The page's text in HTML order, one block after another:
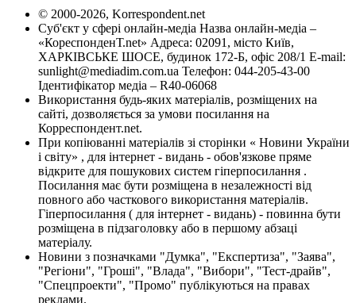
© 2000-2026, Korrespondent.net
Суб'єкт у сфері онлайн-медіа Назва онлайн-медіа –
«КореспонденТ.net» Адреса: 02091, місто Київ,
ХАРКІВСЬКЕ ШОСЕ, будинок 172-Б, офіс 208/1 E-mail:
sunlight@mediadim.com.ua Телефон: 044-205-43-00
Ідентифікатор медіа – R40-06068
Використання будь-яких матеріалів, розміщених на
сайті, дозволяється за умови посилання на
Корреспондент.net.
При копіюванні матеріалів зі сторінки « Новини України
і світу» , для інтернет - видань - обов'язкове пряме
відкрите для пошукових систем гіперпосилання .
Посилання має бути розміщена в незалежності від
повного або часткового використання матеріалів.
Гіперпосилання ( для інтернет - видань) - повинна бути
розміщена в підзаголовку або в першому абзаці
матеріалу.
Новини з позначками "Думка", "Експертиза", "Заява",
"Регіони", "Гроші", "Влада", "Вибори", "Тест-драйв",
"Спецпроекти", "Промо" публікуються на правах
реклами.